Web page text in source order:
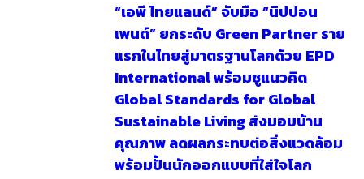
“เอพี ไทยแลนด์” จับมือ “นิปปอน
เพนต์” ยกระดับ Green Partner ราย
แรกในไทยสู่มาตรฐานโลกด้วย EPD
International พร้อมชูแนวคิด
Global Standards for Global
Sustainable Living ส่งมอบบ้าน
คุณภาพ ลดผลกระทบต่อสิ่งแวดล้อม
พร้อมปั้นนักออกแบบที่ใส่ใจโลก